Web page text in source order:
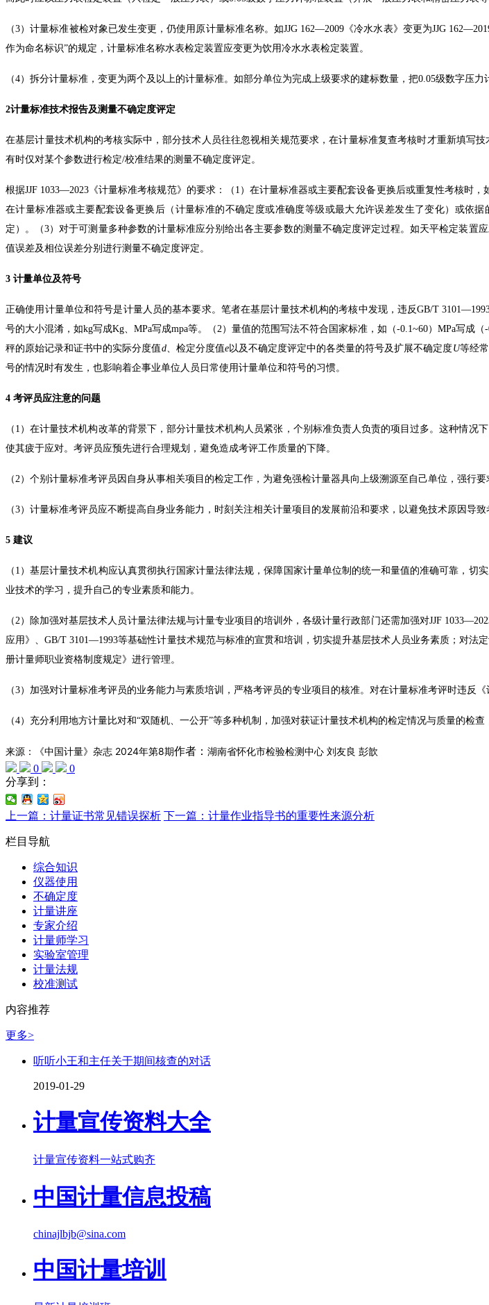
（3）计量标准被检对象已发生变更，仍使用原计量标准名称。如JJG 162—2009《冷水水表》变更为JJG
作为命名标识”的规定，计量标准名称水表检定装置应变更为饮用冷水水表检定装置。
（4）拆分计量标准，变更为两个及以上的计量标准。如部分单位为完成上级要求的建标数量，把0.05级数字压
2计量标准技术报告及测量不确定度评定
在基层计量技术机构的考核实际中，部分技术人员往往忽视相关规范要求，在计量标准复查考核时才重新填写
有时仅对某个参数进行检定/校准结果的测量不确定度评定。
根据JJF 1033—2023《计量标准考核规范》的要求：（1）在计量标准器或主要配套设备更换后或重复性考核时
在计量标准器或主要配套设备更换后（计量标准的不确定度或准确度等级或最大允许误差发生了变化）或依
定）。（3）对于可测量多种参数的计量标准应分别给出各主要参数的测量不确定度评定过程。如天平检定装
值误差及相位误差分别进行测量不确定度评定。
3 计量单位及符号
正确使用计量单位和符号是计量人员的基本要求。笔者在基层计量技术机构的考核中发现，违反GB/T
号的大小混淆，如kg写成Kg、 MPa写成mpa等。（2）量值的范围写法不符合国家标准，如（-0.1~60）MPa写成（-
秤的原始记录和证书中的实际分度值d、检定分度值e以及不确定度评定中的各类量的符号及扩展不确定度U等经
号的情况时有发生，也影响着企事业单位人员日常使用计量单位和符号的习惯。
4 考评员应注意的问题
（1）在计量技术机构改革的背景下，部分计量技术机构人员紧张，个别标准负责人负责的项目过多。这种情
使其疲于应对。考评员应预先进行合理规划，避免造成考评工作质量的下降。
（2）个别计量标准考评员因自身从事相关项目的检定工作，为避免强检计量器具向上级溯源至自己单位，强行
（3）计量标准考评员应不断提高自身业务能力，时刻关注相关计量项目的发展前沿和要求，以避免技术原因导
5 建议
（1）基层计量技术机构应认真贯彻执行国家计量法律法规，保障国家计量单位制的统一和量值的准确可靠，
业技术的学习，提升自己的专业素质和能力。
（2）除加强对基层技术人员计量法律法规与计量专业项目的培训外，各级计量行政部门还需加强对JJF
应用》、GB/T 3101—1993等基础性计量技术规范与标准的宣贯和培训，切实提升基层技术人员业务素质；对
册计量师职业资格制度规定》进行管理。
（3）加强对计量标准考评员的业务能力与素质培训，严格考评员的专业项目的核准。对在计量标准考评时违反
（4）充分利用地方计量比对和“双随机、一公开”等多种机制，加强对获证计量技术机构的检定情况与质量的检
来源：《中国计量》杂志 2024年第8期作者： 湖南省怀化市检验检测中心 刘友良 彭歆
0
0
分享到：
上一篇：计量证书常见错误探析 下一篇：计量作业指导书的重要性来源分析
栏目导航
综合知识
仪器使用
不确定度
计量讲座
专家介绍
计量师学习
实验室管理
计量法规
校准测试
内容推荐
更多>
听听小王和主任关于期间核查的对话
2019-01-29
计量宣传资料大全
计量宣传资料一站式购齐
中国计量信息投稿
chinajlbjb@sina.com
中国计量培训